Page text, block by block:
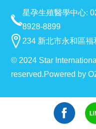
星孕生殖醫學中心:
8928-8899
234 新北市永和區
© 2024 Star
reserved.Powered by